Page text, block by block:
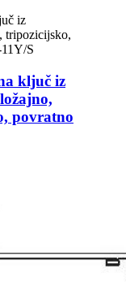
ključ iz
povratno